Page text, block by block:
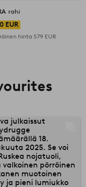
rahi
EUR
hinta 579 EUR